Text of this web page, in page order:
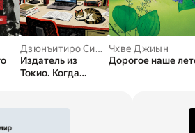
,Илья Варламов, Григорий
Дзюнъитиро Симада
Издатель из
Токио. Когда
Чхве Джиын
Дорогое наше